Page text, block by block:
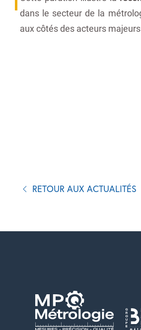
dans le secteur de la
aux côtés des acteurs majeurs
RETOUR AUX ACTUALITÉS